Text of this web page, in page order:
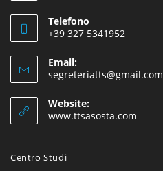
Telefono
+39 327 5341952
Email:
segreteriatts@gmail.com
Website:
www.ttsasosta.com
Centro Studi